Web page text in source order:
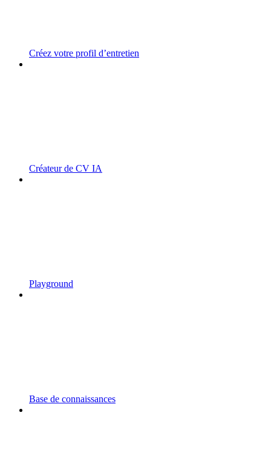
Créez votre profil d’entretien
Créateur de CV IA
Playground
Base de connaissances